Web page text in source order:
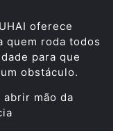
oferece
quem roda todos
para que
obstáculo.
abrir mão da